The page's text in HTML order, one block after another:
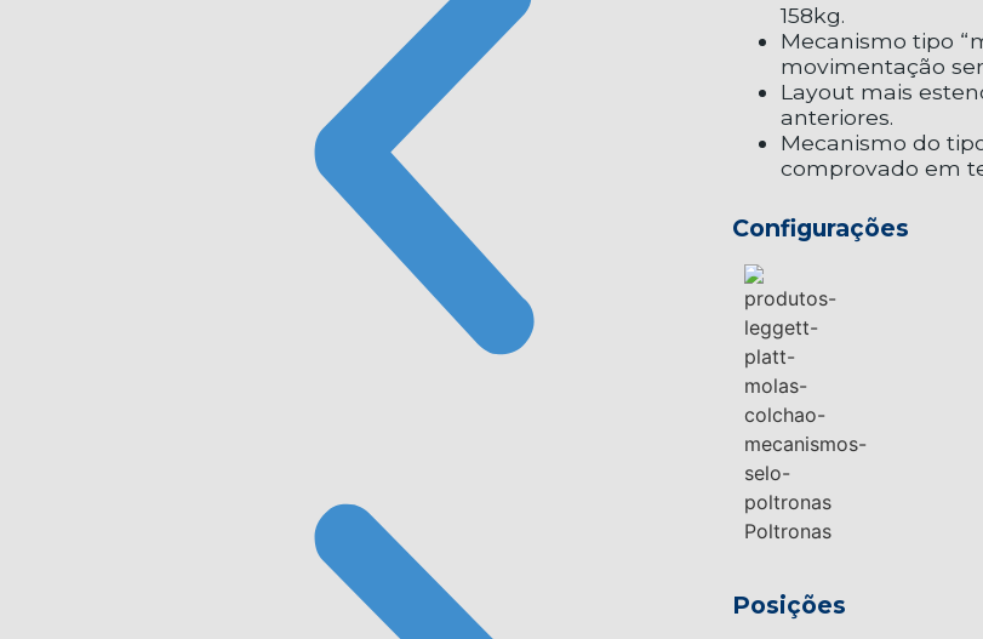
158kg.
Mecanismo tipo
movimentação
Layout mais
anteriores.
Mecanismo do
comprovado em
Configurações
Poltronas
Posições